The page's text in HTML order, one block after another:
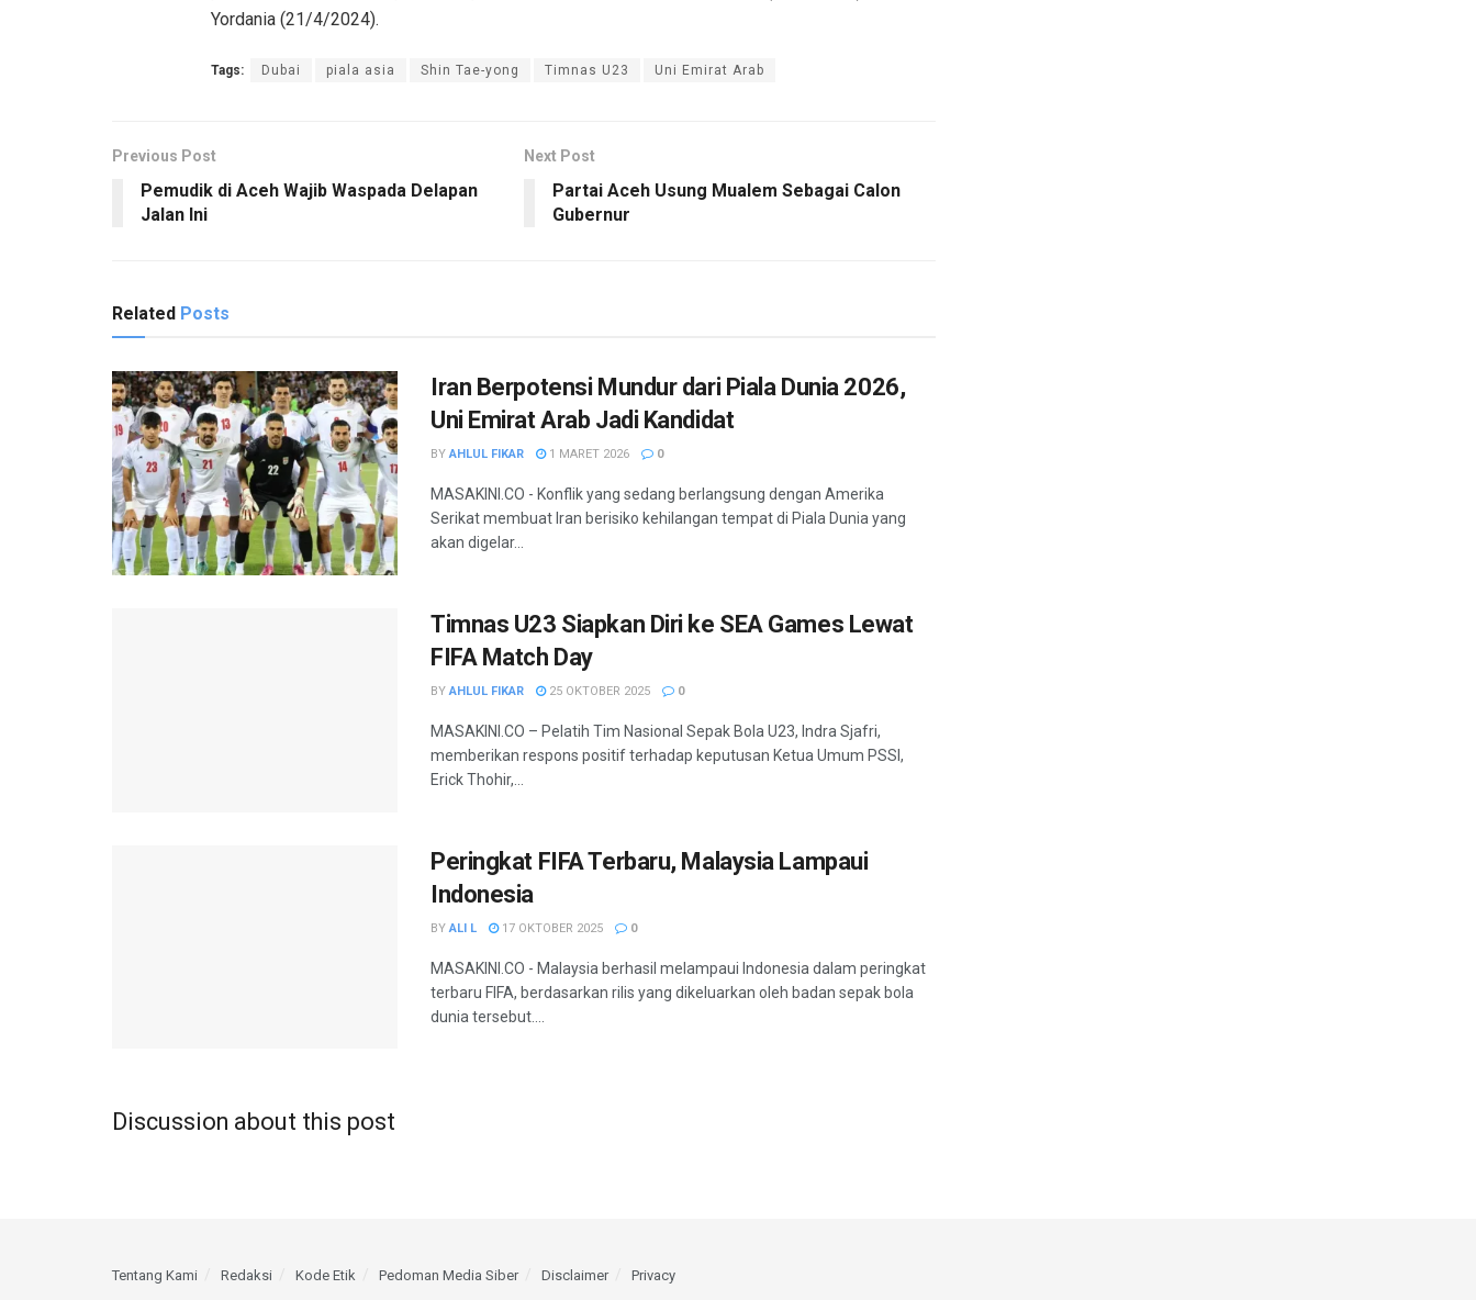
Yordania (21/4/2024).
Tags: Dubai piala asia Shin Tae-yong Timnas U23 Uni Emirat Arab
Previous Post
Pemudik di Aceh Wajib Waspada Delapan
Jalan Ini
Next Post
Partai Aceh Usung Mualem Sebagai Calon
Gubernur
Related Posts
Iran Berpotensi Mundur dari Piala Dunia 2026,
Uni Emirat Arab Jadi Kandidat
BY AHLUL FIKAR 1 MARET 2026 0
MASAKINI.CO - Konflik yang sedang berlangsung dengan Amerika
Serikat membuat Iran berisiko kehilangan tempat di Piala Dunia yang
akan digelar...
Timnas U23 Siapkan Diri ke SEA Games Lewat
FIFA Match Day
BY AHLUL FIKAR 25 OKTOBER 2025 0
MASAKINI.CO – Pelatih Tim Nasional Sepak Bola U23, Indra Sjafri,
memberikan respons positif terhadap keputusan Ketua Umum PSSI,
Erick Thohir,...
Peringkat FIFA Terbaru, Malaysia Lampaui
Indonesia
BY ALI L 17 OKTOBER 2025 0
MASAKINI.CO - Malaysia berhasil melampaui Indonesia dalam peringkat
terbaru FIFA, berdasarkan rilis yang dikeluarkan oleh badan sepak bola
dunia tersebut....
Discussion about this post
Tentang Kami Redaksi Kode Etik Pedoman Media Siber Disclaimer Privacy